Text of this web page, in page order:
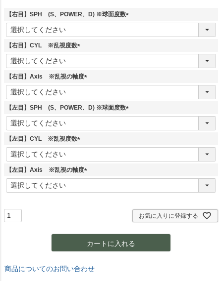
【右目】SPH (S、POWER、D) ※球面度数
(
【右目】CYL ※乱視度数
(
須
【右目】Axis ※乱視の軸度
(
須
【左目】SPH (S、POWER、D) ※球面度数
(
【左目】CYL ※乱視度数
(
須
【左目】Axis ※乱視の軸度
(
お気に入りに登録する
カートに入れる
商品についてのお問い合わせ